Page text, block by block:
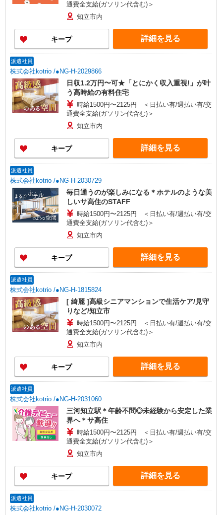
通費全支給(ガソリン代含む)＞
知立市内
キープ 詳細を見る
派遣社員
株式会社kotrio /●NG-H-2029866
日収1.2万円〜可★「とにかく収入重視!」が叶
う高時給の有料住宅
時給1500円〜2125円 ＜日払い有/週払い有/交
通費全支給(ガソリン代含む)＞
知立市内
キープ 詳細を見る
派遣社員
株式会社kotrio /●NG-H-2030729
毎日通うのが楽しみになる＊ホテルのような美
しいサ高住のSTAFF
時給1500円〜2125円 ＜日払い有/週払い有/交
通費全支給(ガソリン代含む)＞
知立市内
キープ 詳細を見る
派遣社員
株式会社kotrio /●NG-H-1815824
[ 綺麗 ]高級シニアマンションで生活ケア/見守
りなど/知立市
時給1500円〜2125円 ＜日払い有/週払い有/交
通費全支給(ガソリン代含む)＞
知立市内
キープ 詳細を見る
派遣社員
株式会社kotrio /●NG-H-2031060
三河知立駅＊年齢不問◎未経験から安定した業
界へ＊サ高住
時給1500円〜2125円 ＜日払い有/週払い有/交
通費全支給(ガソリン代含む)＞
知立市内
キープ 詳細を見る
派遣社員
株式会社kotrio /●NG-H-2030072